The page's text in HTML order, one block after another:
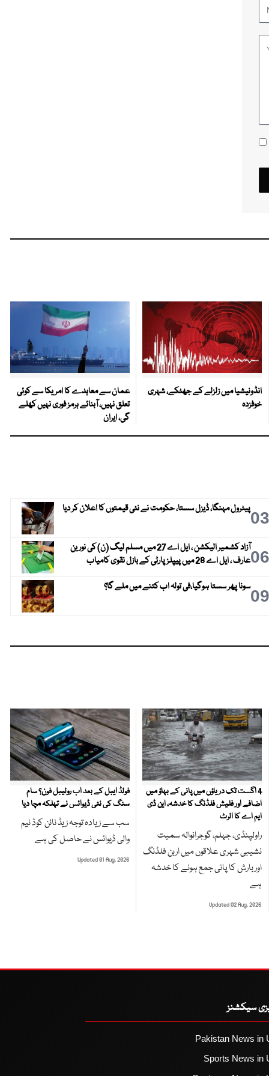
انڈونیشیا میں زلزلے کے جھٹکے، شہری
خوفزدہ
عمان سے معاہدے کا امریکا سے کوئی
تعلق نہیں، آبنائے ہرمز فوری نہیں کھلے
گی، ایران
03پیٹرول مہنگا، ڈیزل سستا، حکومت نے نئی قیمتوں کا اعلان کر دیا
06
آزاد کشمیر الیکشن ، ایل اے 27 میں مسلم لیگ (ن) کی نورین
عارف ، ایل اے 28 میں پیپلز پارٹی کے بازل نقوی کامیاب
09سونا پھر سستا ہوگیا،فی تولہ اب کتنے میں ملے گا؟
4 اگست تک دریاؤں میں پانی کے بہاؤ میں
اضافے اور فلیش فلڈنگ کا خدشہ، این ڈی
ایم اے کا الرٹ
راولپنڈی، جہلم، گوجرانوالہ سمیت
نشیبی شہری علاقوں میں اربن فلڈنگ
اور بارش کا پانی جمع ہونے کا خدشہ
ہے
Updated 02 Aug, 2026
فولڈ ایبل کے بعد اب رولیبل فون؟ سام
سنگ کی نئی ڈیوائس نے تہلکہ مچا دیا
سب سے زیادہ توجہ زیڈ نائن کوڈ نیم
والی ڈیوائس نے حاصل کی ہے
Updated 01 Aug, 2026
سیکشنز
Pakistan News in
Sports News in